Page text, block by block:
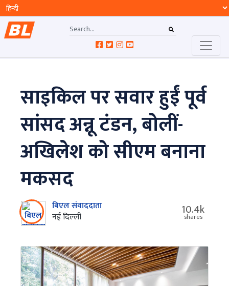
साइकिल पर सवार हुईं पूर्व
सांसद अन्नू टंडन, बोलीं-
अखिलेश को सीएम बनाना
मकसद
बिएल संवाददाता
नई दिल्‍ली
10.4k
shares